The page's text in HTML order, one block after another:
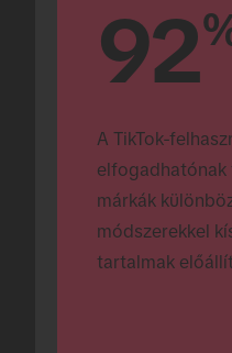
92
A TikTok-
elfogadhatónak
márkák
módszerekkel
tartalmak